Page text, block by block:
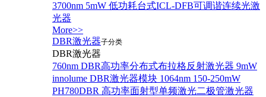
3700nm 5mW 低功耗台式ICL-DFB可调谐连续光激
光器
More>>
DBR激光器子分类
DBR激光器
760nm DBR高功率分布式布拉格反射激光器 9mW
innolume DBR激光器模块 1064nm 150-250mW
PH780DBR 高功率面射型单频激光二极管激光器